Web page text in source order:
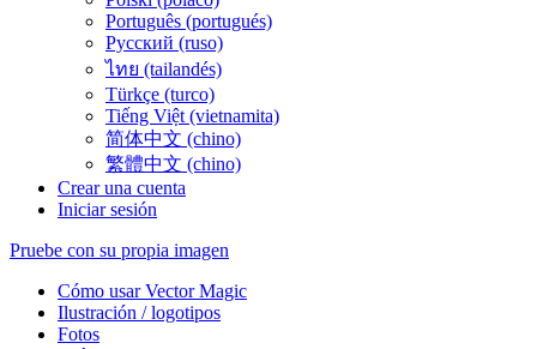
Português (portugués)
Русский (ruso)
ไทย (tailandés)
Türkçe (turco)
Tiếng Việt (vietnamita)
简体中文 (chino)
繁體中文 (chino)
Crear una cuenta
Iniciar sesión
Pruebe con su propia imagen
Cómo usar Vector Magic
Ilustración / logotipos
Fotos